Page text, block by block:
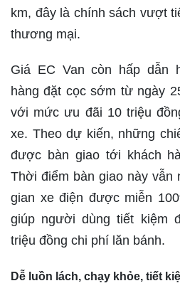
km, đây là chính sách vượt
thương mại.
Giá EC Van còn hấp dẫn
hàng đặt cọc sớm từ ngày
với mức ưu đãi 10 triệu
xe. Theo dự kiến, những
được bàn giao tới khách
Thời điểm bàn giao này vẫn
gian xe điện được miễn
giúp người dùng tiết kiệm
triệu đồng chi phí lăn bánh.
Dễ luồn lách, chạy khỏe, tiết